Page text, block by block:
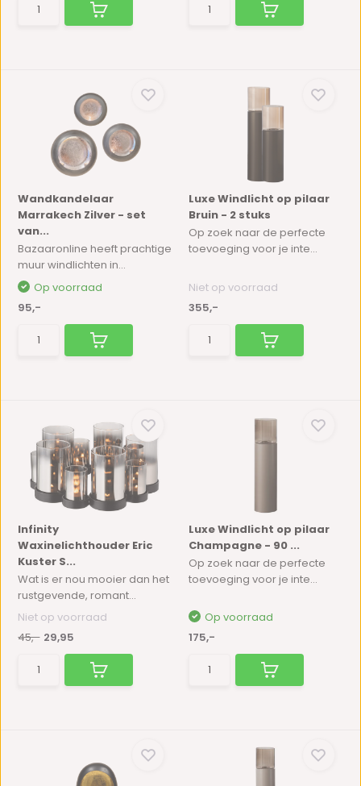
Wandkandelaar
Marrakech Zilver - set
van...
Bazaaronline heeft prachtige
muur windlichten in...
Op voorraad
95,-
Luxe Windlicht op pilaar
Bruin - 2 stuks
Op zoek naar de perfecte
toevoeging voor je inte...
Niet op voorraad
355,-
Infinity
Waxinelichthouder Eric
Kuster S...
Wat is er nou mooier dan het
rustgevende, romant...
Niet op voorraad
45,- 29,95
Luxe Windlicht op pilaar
Champagne - 90 ...
Op zoek naar de perfecte
toevoeging voor je inte...
Op voorraad
175,-